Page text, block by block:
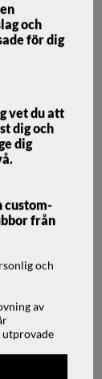
har SFT en
till
2-5 arbetsdagar
och
för dig
vet du att
dig och
dig
custom-
från
och
av
utprovade